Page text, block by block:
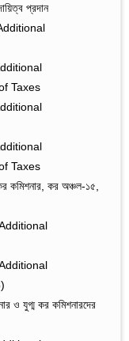
প্রদান
Taxes
Taxes
কর অঞ্চল-১৫,
যুগ্ম কর কমিশনারদের